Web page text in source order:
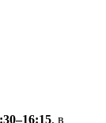
, в